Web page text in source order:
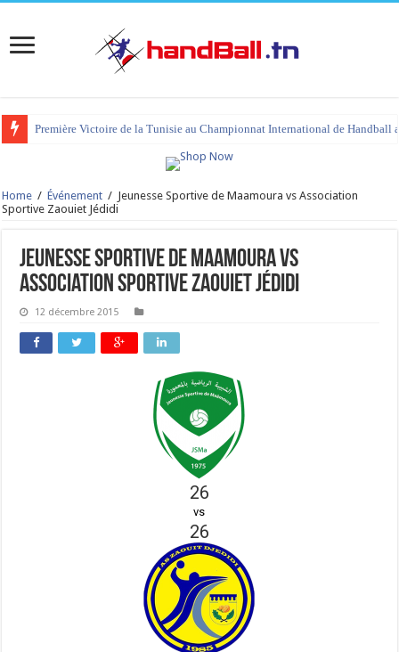
Première Victoire de la Tunisie au Championnat International de Handball
Home / Événement / Jeunesse Sportive de Maamoura vs Association
Sportive Zaouiet Jédidi
Jeunesse Sportive de Maamoura vs
Association Sportive Zaouiet Jédidi
12 décembre 2015
26
vs
26